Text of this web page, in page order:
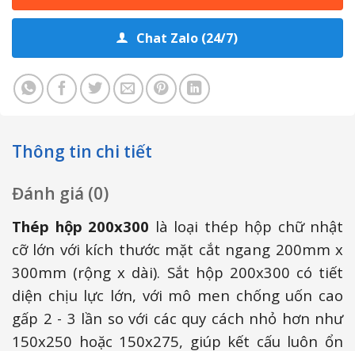
Chat Zalo (24/7)
Thông tin chi tiết
Đánh giá (0)
Thép hộp 200x300 là loại thép hộp chữ nhật
cỡ lớn với kích thước mặt cắt ngang 200mm x
300mm (rộng x dài). Sắt hộp 200x300 có tiết
diện chịu lực lớn, với mô men chống uốn cao
gấp 2 - 3 lần so với các quy cách nhỏ hơn như
150x250 hoặc 150x275, giúp kết cấu luôn ổn